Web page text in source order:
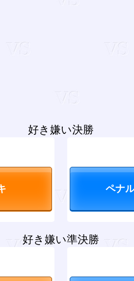
好き嫌い決勝
好き嫌い準決勝